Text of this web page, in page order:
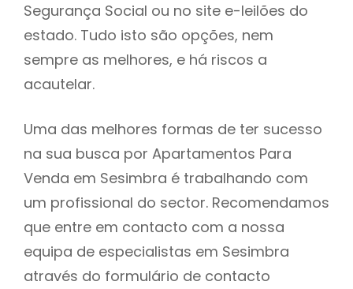
Segurança Social ou no site e-leilões do
estado. Tudo isto são opções, nem
sempre as melhores, e há riscos a
acautelar.
Uma das melhores formas de ter sucesso
na sua busca por Apartamentos Para
Venda em Sesimbra é trabalhando com
um profissional do sector. Recomendamos
que entre em contacto com a nossa
equipa de especialistas em Sesimbra
através do formulário de contacto